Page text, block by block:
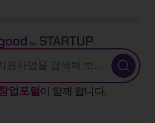
지원사업 검색
검색
업포털 이 함께 합니다.